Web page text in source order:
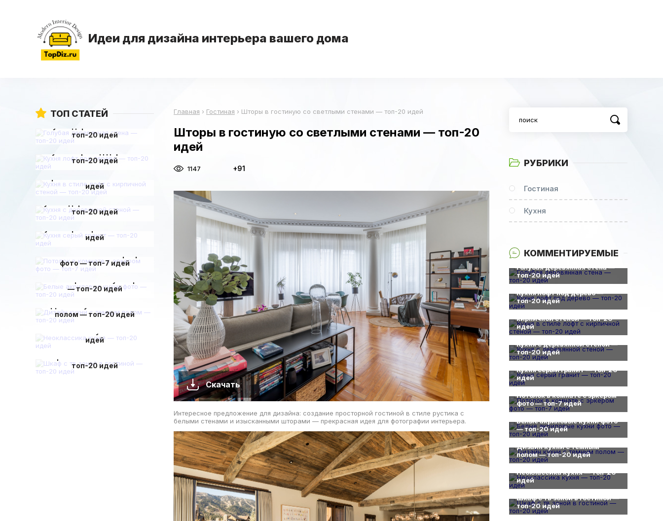
Идеи для дизайна интерьера вашего дома
Главная › Гостиная › Шторы в гостиную со светлыми стенами — топ-20 идей
Шторы в гостиную со светлыми стенами — топ-20
идей
1147 +91
Скачать
Интересное предложение для дизайна: создание просторной гостиной в стиле рустика с
белыми стенами и изысканными шторами — прекрасная идея для фотографии интерьера.
ТОП СТАТЕЙ
топ-20 идей
топ-20 идей
идей
топ-20 идей
идей
фото — топ-7 идей
— топ-20 идей
полом — топ-20 идей
идей
топ-20 идей
РУБРИКИ
Гостиная
Кухня
КОММЕНТИРУЕМЫЕ
Голубая деревянная стена —
топ-20 идей
0
Кухня лофт под дерево —
топ-20 идей
Кухня в стиле лофт с
кирпичной стеной — топ-20
идей
0
Кухня с деревянной стеной —
топ-20 идей
Кухня серый гранит — топ-20
идей
Потолок в комнате с эркером
фото — топ-7 идей
Белые акриловые кухни фото
— топ-20 идей
Дизайн кухни с темным
полом — топ-20 идей
Неоклассика кухня — топ-20
идей
Шкаф с тв зоной в гостиной —
топ-20 идей